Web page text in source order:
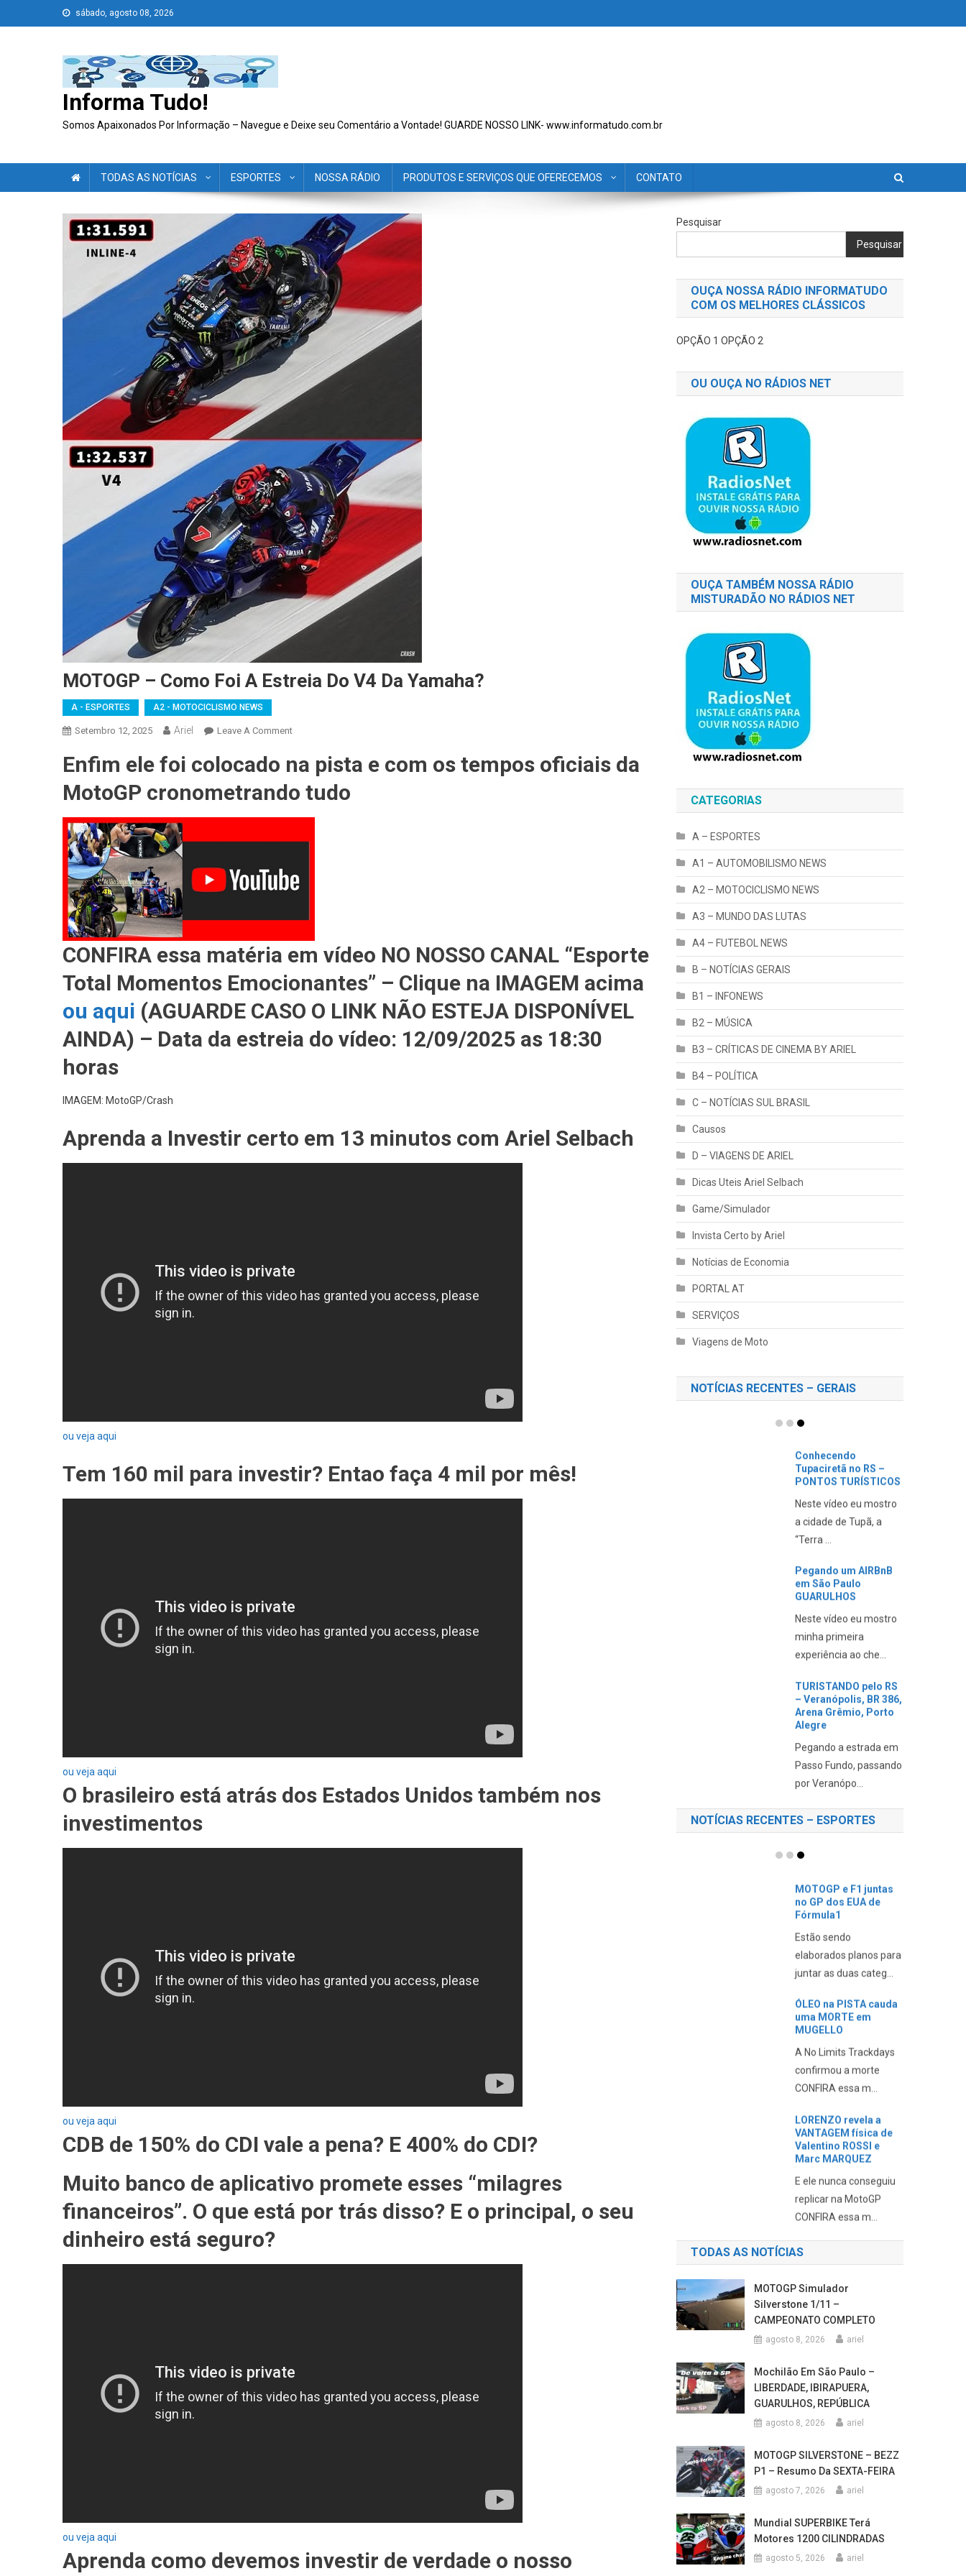
to
sábado, agosto 08, 2026
Informa Tudo!
Somos Apaixonados Por Informação – Navegue e Deixe seu Comentário a Vontade! GUARDE NOSSO LINK- www.informatudo.com.br
TODAS AS NOTÍCIAS ESPORTES NOSSA RÁDIO PRODUTOS E SERVIÇOS QUE OFERECEMOS CONTATO
MOTOGP – Como Foi A Estreia Do V4 Da Yamaha?
A - ESPORTES A2 - MOTOCICLISMO NEWS
Setembro 12, 2025 Ariel Leave A CommentOn
–
Como
Foi
Da
Enfim ele foi colocado na pista e com os tempos oficiais da
MotoGP cronometrando tudo
CONFIRA essa matéria em vídeo NO NOSSO CANAL “Esporte
Total Momentos Emocionantes” – Clique na IMAGEM acima
ou aqui (AGUARDE CASO O LINK NÃO ESTEJA DISPONÍVEL
AINDA) – Data da estreia do vídeo: 12/09/2025 as 18:30
horas
IMAGEM: MotoGP/Crash
Aprenda a Investir certo em 13 minutos com Ariel Selbach
ou veja aqui
Tem 160 mil para investir? Entao faça 4 mil por mês!
ou veja aqui
O brasileiro está atrás dos Estados Unidos também nos
investimentos
ou veja aqui
CDB de 150% do CDI vale a pena? E 400% do CDI?
Muito banco de aplicativo promete esses “milagres
financeiros”. O que está por trás disso? E o principal, o seu
dinheiro está seguro?
ou veja aqui
Aprenda como devemos investir de verdade o nosso
Pesquisar
Pesquisar
OUÇA NOSSA RÁDIO INFORMATUDO
COM OS MELHORES CLÁSSICOS
OPÇÃO 1OPÇÃO 2
OU OUÇA NO RÁDIOS NET
OUÇA TAMBÉM NOSSA RÁDIO
MISTURADÃO NO RÁDIOS NET
CATEGORIAS
A – ESPORTES
A1 – AUTOMOBILISMO NEWS
A2 – MOTOCICLISMO NEWS
A3 – MUNDO DAS LUTAS
A4 – FUTEBOL NEWS
B – NOTÍCIAS GERAIS
B1 – INFONEWS
B2 – MÚSICA
B3 – CRÍTICAS DE CINEMA BY ARIEL
B4 – POLÍTICA
C – NOTÍCIAS SUL BRASIL
Causos
D – VIAGENS DE ARIEL
Dicas Uteis Ariel Selbach
Game/Simulador
Invista Certo by Ariel
Notícias de Economia
PORTAL AT
SERVIÇOS
Viagens de Moto
NOTÍCIAS RECENTES – GERAIS
Conhecendo
Tupaciretã no RS –
PONTOS TURÍSTICOS
Neste vídeo eu mostro
a cidade de Tupã, a
“Terra ...
Pegando um AIRBnB
em São Paulo
GUARULHOS
Neste vídeo eu mostro
minha primeira
experiência ao che...
TURISTANDO pelo RS
– Veranópolis, BR 386,
Arena Grêmio, Porto
Alegre
Pegando a estrada em
Passo Fundo, passando
por Veranópo...
NOTÍCIAS RECENTES – ESPORTES
MOTOGP e F1 juntas
no GP dos EUA de
Fórmula1
Estão sendo
elaborados planos para
juntar as duas categ...
ÓLEO na PISTA cauda
uma MORTE em
MUGELLO
A No Limits Trackdays
confirmou a morte
CONFIRA essa m...
VANTAGEM física de
Valentino ROSSI e
Marc MARQUEZ
TODAS AS NOTÍCIAS
MOTOGP Simulador
Silverstone 1/11 –
CAMPEONATO COMPLETO
agosto 8, 2026 ariel
Mochilão Em São Paulo –
LIBERDADE, IBIRAPUERA,
GUARULHOS, REPÚBLICA
agosto 8, 2026 ariel
MOTOGP SILVERSTONE – BEZZ
P1 – Resumo Da SEXTA-FEIRA
agosto 7, 2026 ariel
Mundial SUPERBIKE Terá
Motores 1200 CILINDRADAS
agosto 5, 2026 ariel